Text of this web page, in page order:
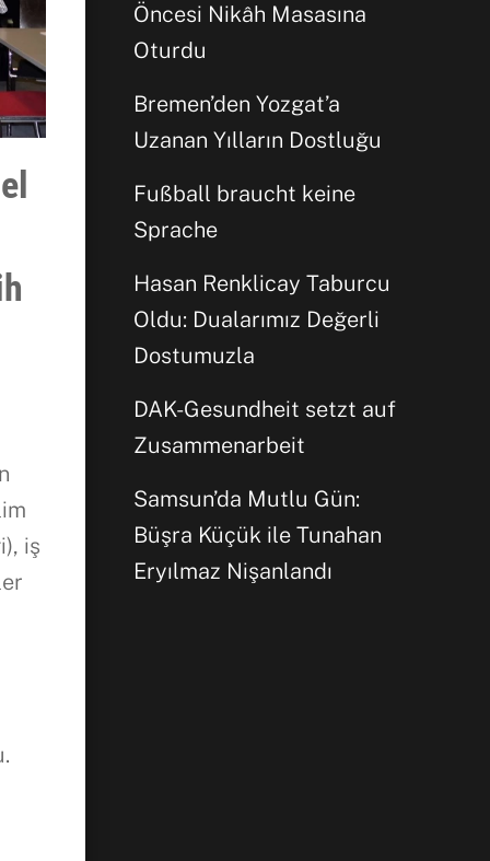
iş
Öncesi Nikâh Masasına
Oturdu
Bremen’den Yozgat’a
Uzanan Yılların Dostluğu
Fußball braucht keine
Sprache
Hasan Renklicay Taburcu
Oldu: Dualarımız Değerli
Dostumuzla
DAK-Gesundheit setzt auf
Zusammenarbeit
Samsun’da Mutlu Gün:
Büşra Küçük ile Tunahan
Eryılmaz Nişanlandı